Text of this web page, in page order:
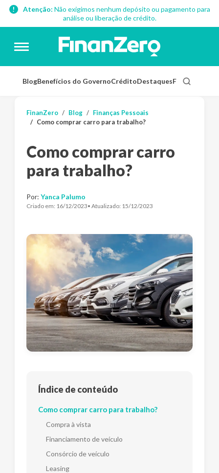
Atenção: Não exigimos nenhum depósito ou pagamento para
análise ou liberação de crédito.
BlogBenefícios do GovernoCréditoDestaquesFinanças
FinanZero Blog
Finanças Pessoais
Como comprar carro para trabalho?
Como comprar carro
para trabalho?
Por: Yanca Palumo
Criado em: 16/12/2023• Atualizado: 15/12/2023
Índice de conteúdo
Como comprar carro para trabalho?
Compra à vista
Financiamento de veículo
Consórcio de veículo
Leasing